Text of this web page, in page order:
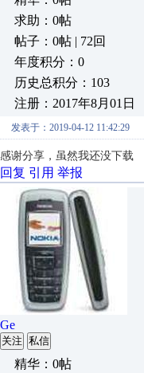
求助：0帖
帖子：0帖 | 72回
年度积分：0
历史总积分：103
注册：2017年8月01日
发表于：2019-04-12 11:42:29
感谢分享，虽然我还没下载
回复 引用 举报
Ge
关注 私信
精华：0帖